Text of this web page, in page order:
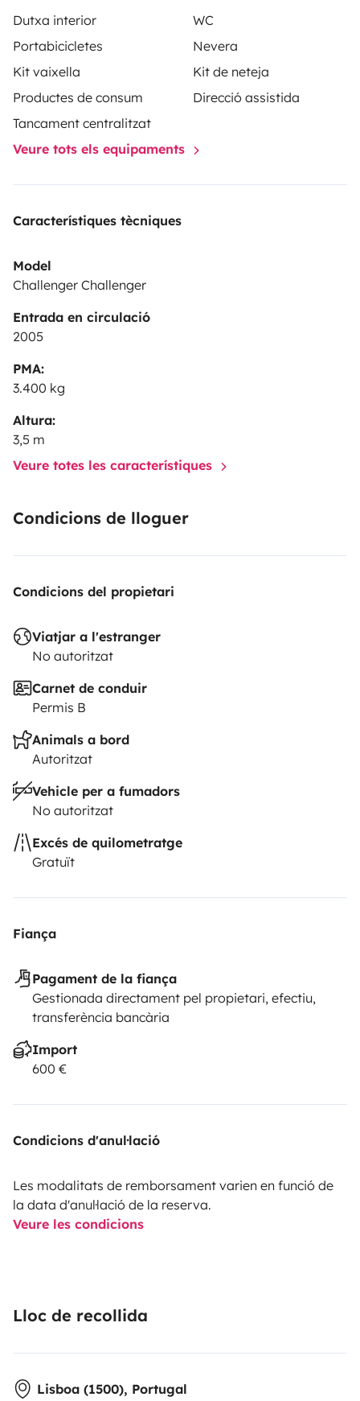
Dutxa interior
WC
Portabicicletes
Nevera
Kit vaixella
Kit de neteja
Productes de consum
Direcció assistida
Tancament centralitzat
Veure tots els equipaments
Característiques tècniques
Model
Challenger Challenger
Entrada en circulació
2005
PMA:
3.400 kg
Altura:
3,5 m
Veure totes les característiques
Condicions de lloguer
Condicions del propietari
Viatjar a l'estranger
No autoritzat
Carnet de conduir
Permis B
Animals a bord
Autoritzat
Vehicle per a fumadors
No autoritzat
Excés de quilometratge
Gratuït
Fiança
Pagament de la fiança
Gestionada directament pel propietari, efectiu,
transferència bancària
Import
600 €
Condicions d'anul·lació
Les modalitats de remborsament varien en funció de
la data d'anul·lació de la reserva.
Veure les condicions
Lloc de recollida
Lisboa (1500), Portugal